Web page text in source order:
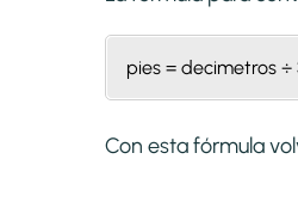
pies = decimetros ÷
Con esta fórmula